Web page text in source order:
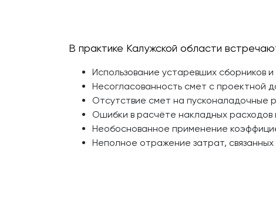
В практике Калужской области
Использование устаревших сборников
Несогласованность смет с проектной
Отсутствие смет на пусконаладочные
Ошибки в расчёте накладных расходов
Необоснованное применение
Неполное отражение затрат,